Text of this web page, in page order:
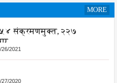
MORE
संक्रमणमुक्त, २२७
2021
2020